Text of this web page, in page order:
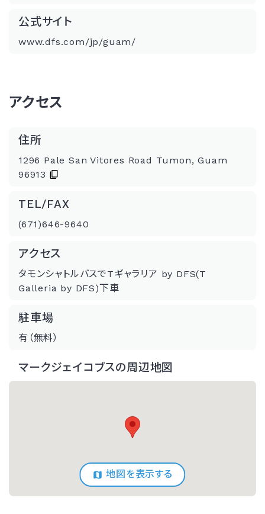
公式サイト
www.dfs.com/jp/guam/
アクセス
住所
1296 Pale San Vitores Road Tumon, Guam
96913
TEL/FAX
(671)646-9640
アクセス
タモンシャトルバスでTギャラリア by DFS(T
Galleria by DFS)下車
駐車場
有（無料）
マークジェイコブスの周辺地図
地図を表示する